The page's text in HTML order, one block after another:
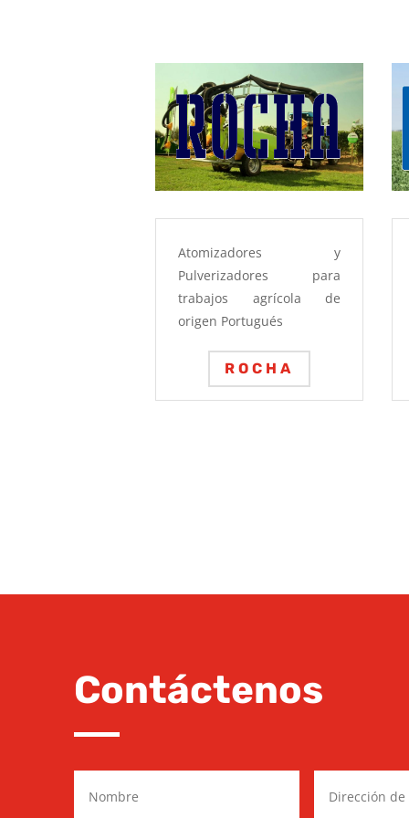
Atomizadores y
Pulverizadores para
trabajos agrícola de
origen Portugués
ROCHA
Contáctenos